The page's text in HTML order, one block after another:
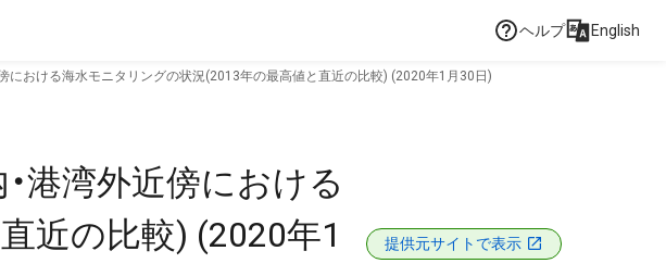
ヘルプ English
における海水モニタリングの状況(2013年の最高値と直近の比較) (2020年1月30日)
港湾外近傍における
近の比較) (2020年1
提供元サイトで表示